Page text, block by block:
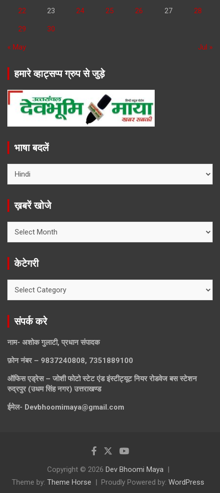
22 23 24 25 26 27 28
29 30
« May Jul »
हमारे व्हाट्सप्प ग्रुप से जुड़े
भाषा बदलें
ख़बरें खोजे
खोजे
केटेगरी
संपर्क करे
नाम- अशोक गुलाटी, प्रधान संपादक
फ़ोन नंबर – 9837240808, 7351889100
ऑफिस एड्रेस – जोशी फोटो स्टेट एंड इंस्टीट्यूट नियर रोडवेज बस स्टेशन
रुद्रपुर (उधम सिंह नगर) उत्तराखण्ड
ईमेल- Devbhoomimaya@gmail.com
Copyright © 2026 Dev Bhoomi Maya
Theme by: Theme Horse Proudly Powered by: WordPress